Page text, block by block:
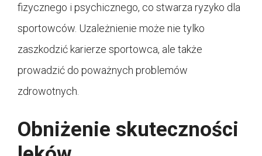
fizycznego i psychicznego, co stwarza ryzyko dla
sportowców. Uzależnienie może nie tylko
zaszkodzić karierze sportowca, ale także
prowadzić do poważnych problemów
zdrowotnych.
Obniżenie skuteczności